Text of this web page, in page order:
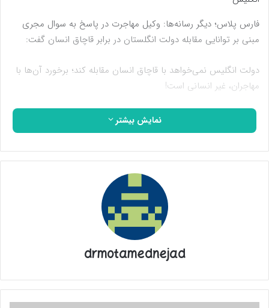
فارس پلاس؛ دیگر رسانه‌ها: وکیل مهاجرت در پاسخ به سوال مجری
مبنی بر توانایی مقابله دولت انگلستان در برابر قاچاق انسان گفت:
دولت انگلیس نمی‌خواهد با قاچاق انسان مقابله کند؛ برخورد آن‌ها با
مهاجران، غیر انسانی است!
انگلستان در صدد برخورد با مهاجرانی است که در میان آن‌ها زنان
باردار و کودکان هستند و این شرم‌آور است!
نمایش بیشتر
drmotamednejad